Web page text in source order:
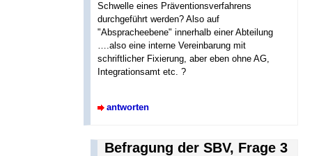
Schwelle eines Präventionsverfahrens
durchgeführt werden? Also auf
"Abspracheebene" innerhalb einer Abteilung
….also eine interne Vereinbarung mit
schriftlicher Fixierung, aber eben ohne AG,
Integrationsamt etc. ?
antworten
Befragung der SBV, Frage 3